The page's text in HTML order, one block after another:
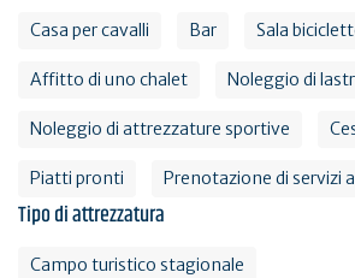
Casa per cavalli Bar Sala
Affitto di uno chalet Noleggio di
Noleggio di attrezzature sportive
Piatti pronti Prenotazione di servizi
Tipo di attrezzatura
Campo turistico stagionale